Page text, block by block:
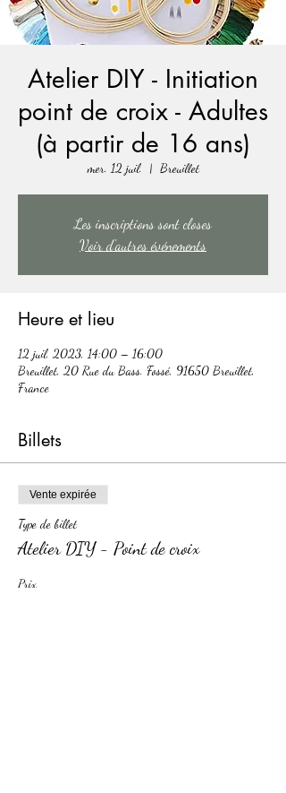
Atelier DIY - Initiation
point de croix - Adultes
(à partir de 16 ans)
mer. 12 juil.
  |
Breuillet
Les inscriptions sont closes
Voir d'autres événements
Heure et lieu
12 juil. 2023, 14:00 – 16:00
Breuillet, 20 Rue du Bass. Fossé, 91650 Breuillet,
France
Billets
Vente expirée
Type de billet
Atelier DIY - Point de croix
Prix